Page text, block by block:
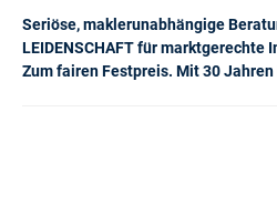
Seriöse, maklerunabhängige
LEIDENSCHAFT für marktgerechte
Zum fairen Festpreis. Mit 30 Jahren